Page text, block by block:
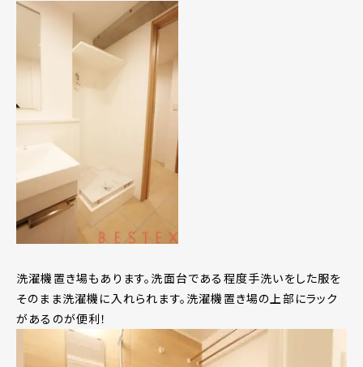
洗濯機置き場もあります。洗面台である程度手洗いをした服を
そのまま洗濯機に入れられます。洗濯機置き場の上部にラック
があるのが便利！